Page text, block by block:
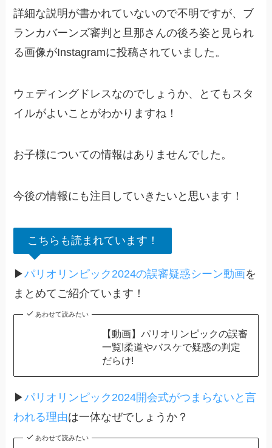
詳細な説明が書かれていないので不明ですが、ブ
ランカバーンズ審判と旦那さんの後ろ姿と見られ
る画像がInstagramに投稿されていました。
ウェディングドレスなのでしょうか、とてもスタ
イルがよいことがわかりますね！
お子様についての情報はありませんでした。
今後の情報にも注目していきたいと思います！
こちらも読まれています！
▶パリオリンピック2024の誤審疑惑シーン動画を
まとめてご紹介ています！
あわせて読みたい
【動画】パリオリンピックの誤審
一覧!柔道やバスケで疑惑の判定
だらけ!
▶パリオリンピック2024開会式がつまらないと言
われる理由は一体なぜでしょうか？
あわせて読みたい